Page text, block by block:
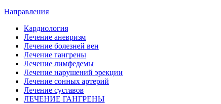
Направления
Кардиология
Лечение аневризм
Лечение болезней вен
Лечение гангрены
Лечение лимфедемы
Лечение нарушений эрекции
Лечение сонных артерий
Лечение суставов
ЛЕЧЕНИЕ ГАНГРЕНЫ